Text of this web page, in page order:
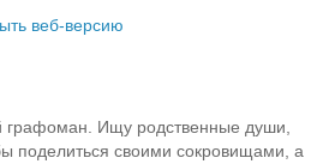
веб-версию
Ищу родственные души,
поделиться своими сокровищами, а